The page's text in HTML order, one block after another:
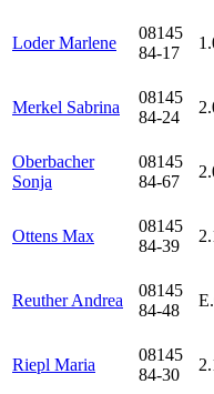
Loder Marlene
08145
84-17
Merkel Sabrina
08145
84-24
Oberbacher
Sonja
08145
84-67
Ottens Max
08145
84-39
Reuther Andrea
08145
84-48
Riepl Maria
08145
84-30